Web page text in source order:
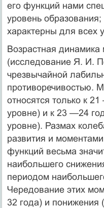
его функций нами
уровень
характерны для всех
Возрастная
(исследование Я. И.
чрезвычайной
противоречивостью.
относятся только к
уровне) и к 23 —24
уровне). Размах
развития и
функций весьма
наибольшего
периодом
Чередование этих
32 года) и